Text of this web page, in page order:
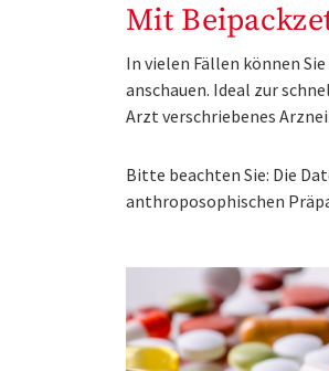
Mit
In vielen Fällen können
anschauen. Ideal zur
Arzt verschriebenes
Bitte beachten Sie: Die
anthroposophischen